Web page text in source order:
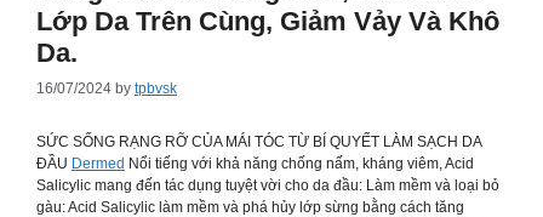
Lớp Da Trên Cùng, Giảm Vảy Và Khô
Da.
16/07/2024 by tpbvsk
SỨC SỐNG RẠNG RỠ CỦA MÁI TÓC TỪ BÍ QUYẾT LÀM SẠCH DA
ĐẦU Dermed Nổi tiếng với khả năng chống nấm, kháng viêm, Acid
Salicylic mang đến tác dụng tuyệt vời cho da đầu: Làm mềm và loại bỏ
gàu: Acid Salicylic làm mềm và phá hủy lớp sừng bằng cách tăng